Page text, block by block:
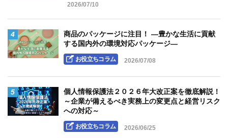
2026/07/10
4
商品のパッケージに注目！ ―豊かな生活に貢献
する国内外の環境対応パッケージ―
お役立ちコラム 2026/07/08
5
個人情報保護法２０２６年大改正案を徹底解説！
～企業が備えるべき実務上の変更点と経営リスク
への対応～
お役立ちコラム 2026/06/25